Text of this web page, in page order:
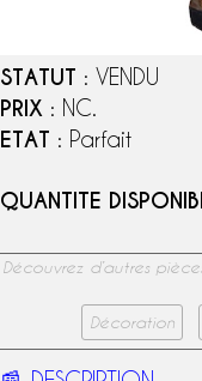
STATUT : VENDU
PRIX : NC.
ETAT : Parfait
QUANTITE
Découvrez d’autres
Décoration